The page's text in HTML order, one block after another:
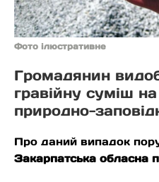
Фото ілюстративне
Громадянин
гравійну суміш
природно-
Про даний випадок
Закарпатська обласна